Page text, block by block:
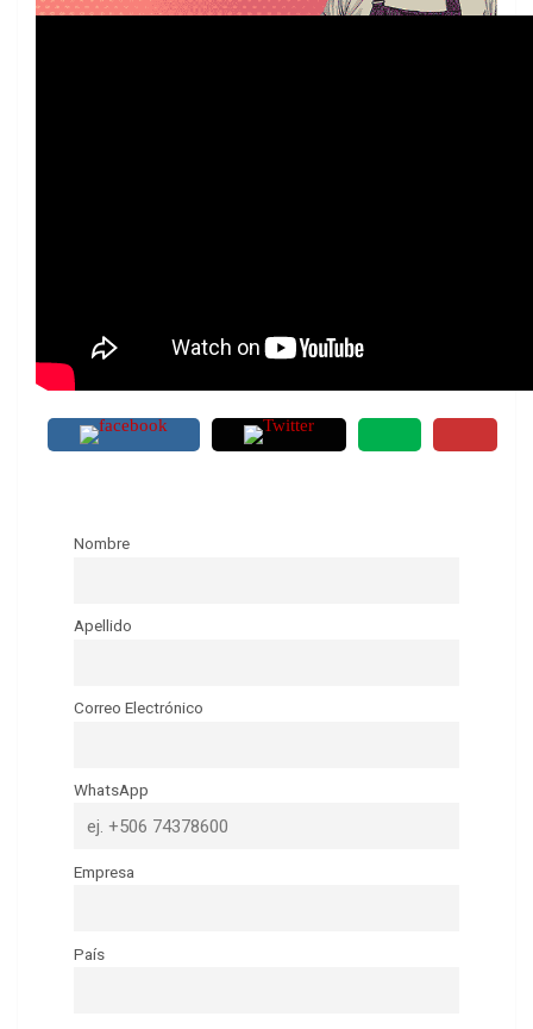
Nombre
Apellido
Correo Electrónico
WhatsApp
Empresa
País